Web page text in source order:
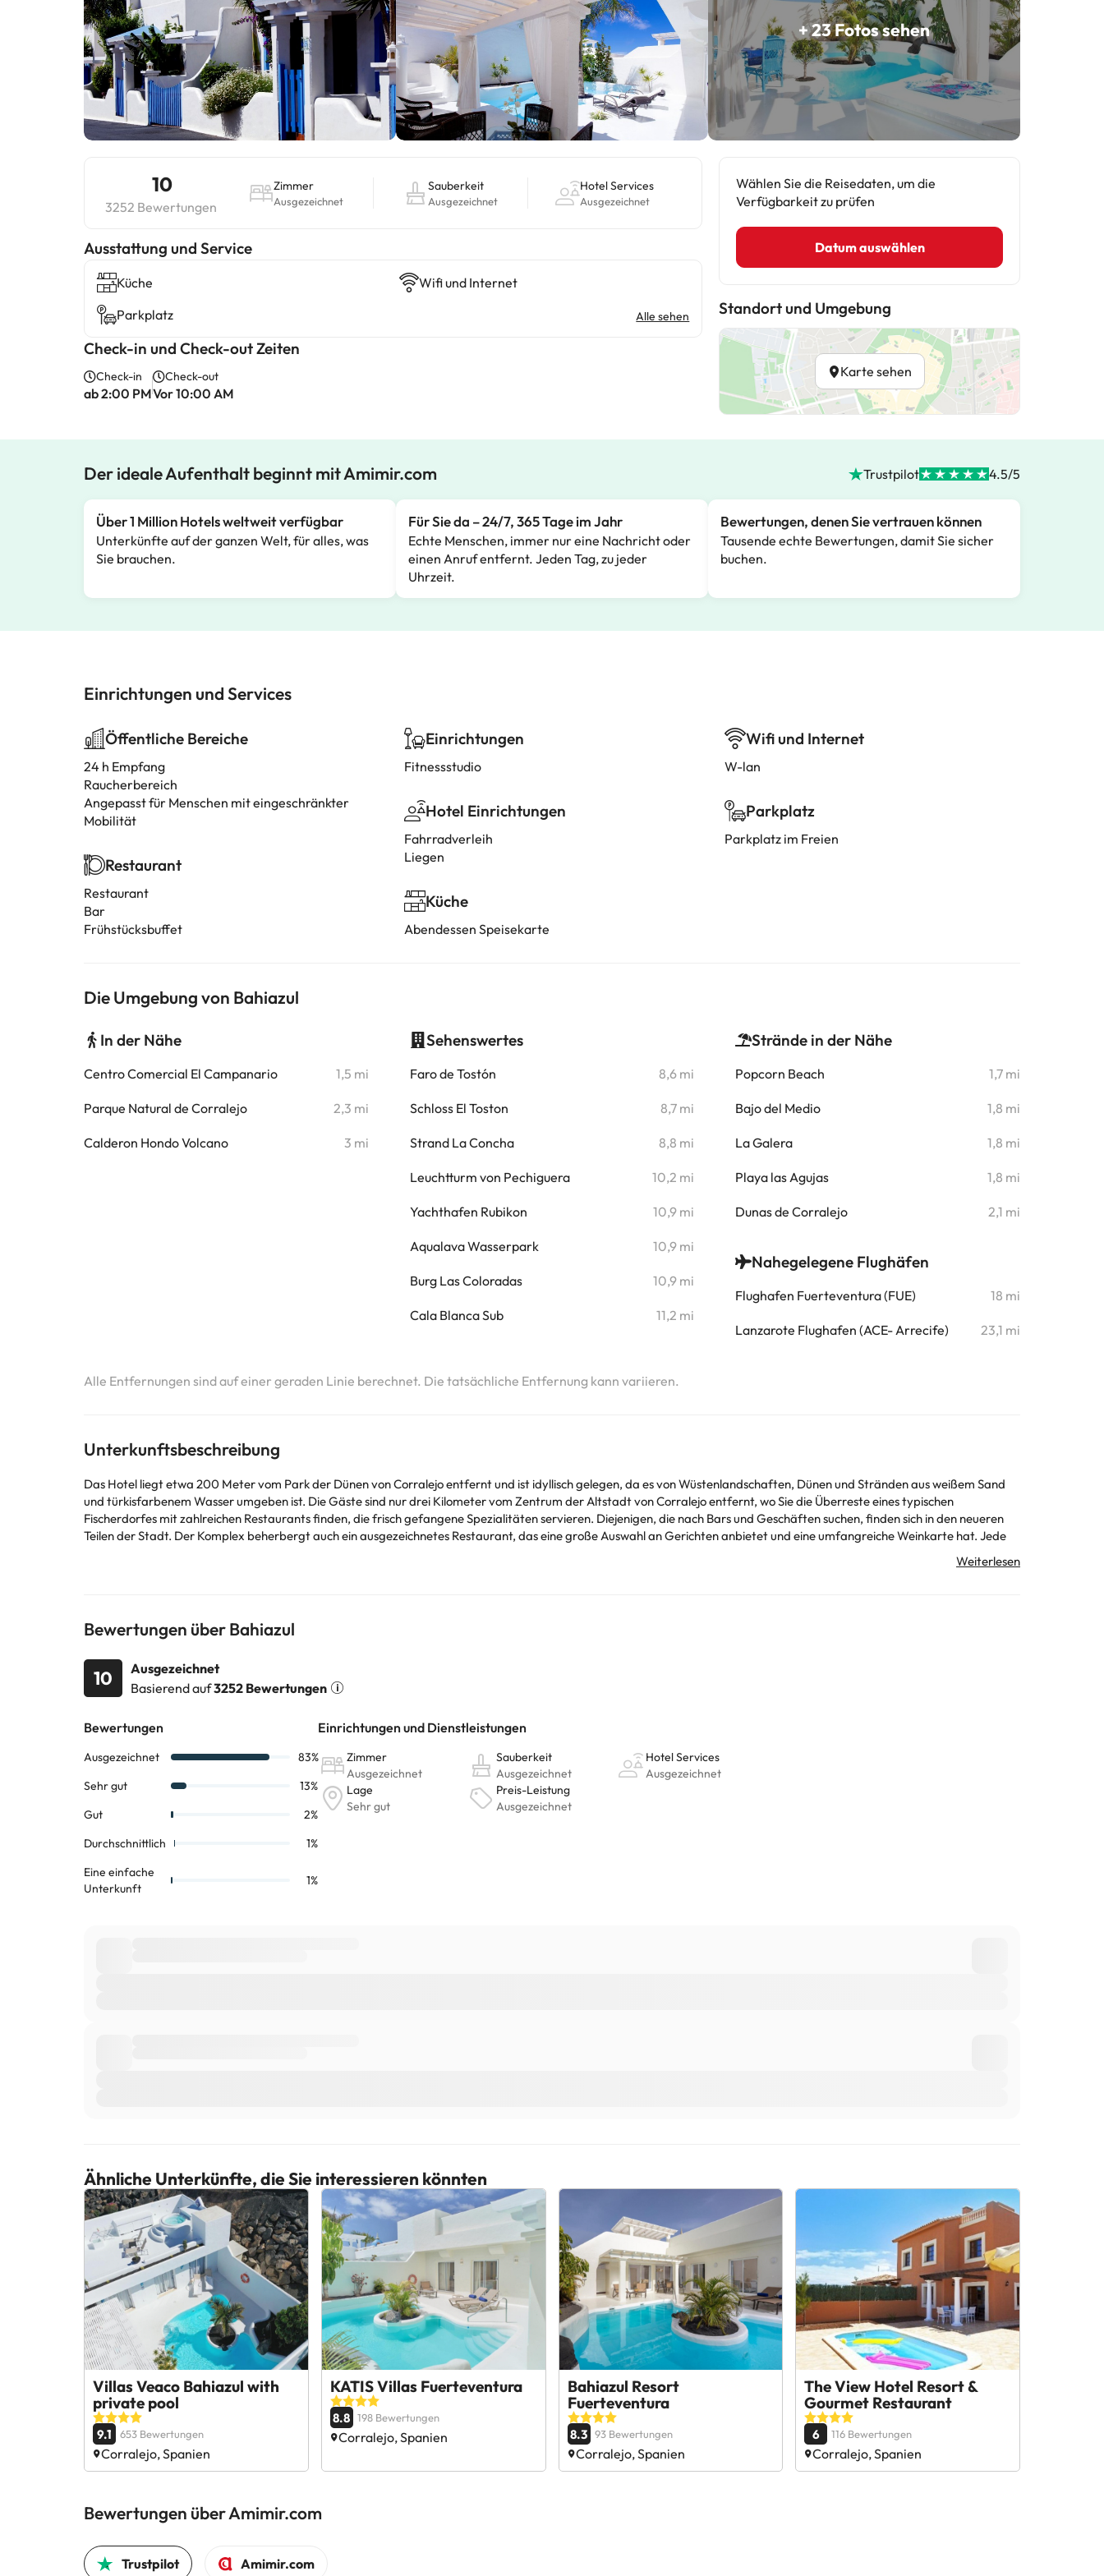
+ 23 Fotos sehen
10
3252 Bewertungen
Zimmer
Ausgezeichnet
Sauberkeit
Ausgezeichnet
Hotel Services
Ausgezeichnet
​Ausstattung und Service
Küche
Wifi und Internet
Parkplatz
Alle sehen
Check-in und Check-out Zeiten
Check-in
ab 2:00 PM
Check-out
Vor 10:00 AM
Wählen Sie die Reisedaten, um die
Verfügbarkeit zu prüfen
Datum auswählen
Standort und Umgebung
Karte sehen
Der ideale Aufenthalt beginnt mit Amimir.com Trustpilot 4.5/5
Über 1 Million Hotels weltweit verfügbar
Unterkünfte auf der ganzen Welt, für alles, was
Sie brauchen.
Für Sie da – 24/7, 365 Tage im Jahr
Echte Menschen, immer nur eine Nachricht oder
einen Anruf entfernt. Jeden Tag, zu jeder
Uhrzeit.
Bewertungen, denen Sie vertrauen können
Tausende echte Bewertungen, damit Sie sicher
buchen.
Einrichtungen und Services
Öffentliche Bereiche
24 h Empfang
Raucherbereich
Angepasst für Menschen mit eingeschränkter
Mobilität
Restaurant
Restaurant
Bar
Frühstücksbuffet
Einrichtungen
Fitnessstudio
Hotel Einrichtungen
Fahrradverleih
Liegen
Küche
Abendessen Speisekarte
Wifi und Internet
W-lan
Parkplatz
Parkplatz im Freien
Die Umgebung von Bahiazul
In der Nähe
Centro Comercial El Campanario 1,5 mi
Parque Natural de Corralejo 2,3 mi
Calderon Hondo Volcano 3 mi
Sehenswertes
Faro de Tostón 8,6 mi
Schloss El Toston 8,7 mi
Strand La Concha 8,8 mi
Leuchtturm von Pechiguera 10,2 mi
Yachthafen Rubikon 10,9 mi
Aqualava Wasserpark 10,9 mi
Burg Las Coloradas 10,9 mi
Cala Blanca Sub 11,2 mi
Strände in der Nähe
Popcorn Beach 1,7 mi
Bajo del Medio 1,8 mi
La Galera 1,8 mi
Playa las Agujas 1,8 mi
Dunas de Corralejo 2,1 mi
Nahegelegene Flughäfen
Flughafen Fuerteventura (FUE) 18 mi
Lanzarote Flughafen (ACE- Arrecife) 23,1 mi
Alle Entfernungen sind auf einer geraden Linie berechnet. Die tatsächliche Entfernung kann variieren.
Unterkunftsbeschreibung
Das Hotel liegt etwa 200 Meter vom Park der Dünen von Corralejo entfernt und ist idyllisch gelegen, da es von Wüstenlandschaften, Dünen und Stränden aus weißem Sand
und türkisfarbenem Wasser umgeben ist. Die Gäste sind nur drei Kilometer vom Zentrum der Altstadt von Corralejo entfernt, wo Sie die Überreste eines typischen
Fischerdorfes mit zahlreichen Restaurants finden, die frisch gefangene Spezialitäten servieren. Diejenigen, die nach Bars und Geschäften suchen, finden sich in den neueren
Teilen der Stadt. Der Komplex beherbergt auch ein ausgezeichnetes Restaurant, das eine große Auswahl an Gerichten anbietet und eine umfangreiche Weinkarte hat. Jede
der weißen Villen ist elegant mit hohen Bögen und sanfter Beleuchtung dekoriert und öffnet sich zu einer Terrasse mit einem großen Pool. Sie können sich privat abkühlen oder
können von der Unterkunft geändert werden. Wenn ihr Fragen habt, kontaktiert uns.
Bewertungen über Bahiazul
10
Ausgezeichnet
Basierend auf3252 Bewertungen
Ähnliche Unterkünfte, die Sie interessieren könnten
Villas Veaco Bahiazul with
private pool
9.1 653 Bewertungen
Corralejo, Spanien
KATIS Villas Fuerteventura
8.8 198 Bewertungen
Corralejo, Spanien
Bahiazul Resort
Fuerteventura
8.3 93 Bewertungen
Corralejo, Spanien
The View Hotel Resort &
Gourmet Restaurant
6 116 Bewertungen
Corralejo, Spanien
Bewertungen über Amimir.com
Trustpilot Amimir.com